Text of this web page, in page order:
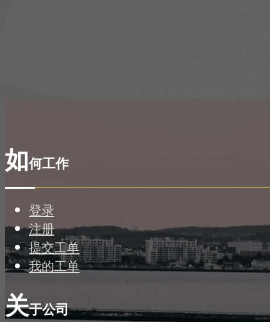
如何工作
登录
注册
提交工单
我的工单
关于公司